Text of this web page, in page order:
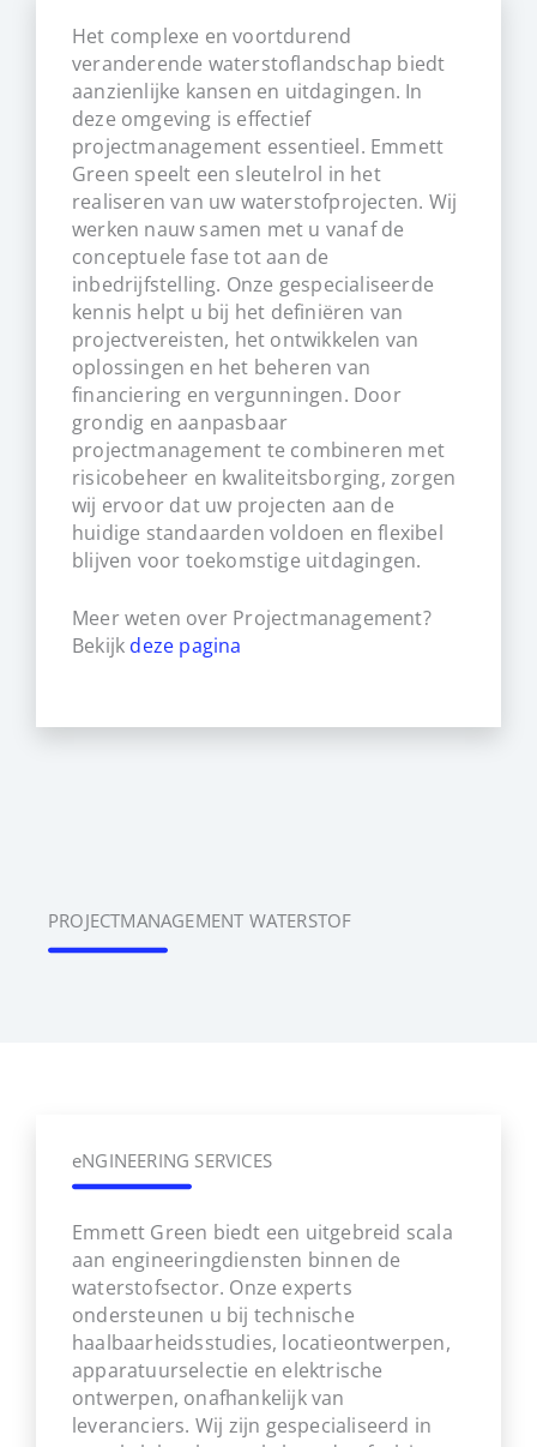
PROJECTMANAGEMENT WATERSTOF
Het complexe en voortdurend
veranderende waterstoflandschap biedt
aanzienlijke kansen en uitdagingen. In
deze omgeving is effectief
projectmanagement essentieel. Emmett
Green speelt een sleutelrol in het
realiseren van uw waterstofprojecten. Wij
werken nauw samen met u vanaf de
conceptuele fase tot aan de
inbedrijfstelling. Onze gespecialiseerde
kennis helpt u bij het definiëren van
projectvereisten, het ontwikkelen van
oplossingen en het beheren van
financiering en vergunningen. Door
grondig en aanpasbaar
projectmanagement te combineren met
risicobeheer en kwaliteitsborging, zorgen
wij ervoor dat uw projecten aan de
huidige standaarden voldoen en flexibel
blijven voor toekomstige uitdagingen.
Meer weten over Projectmanagement?
Bekijk deze pagina
eNGINEERING SERVICES
Emmett Green biedt een uitgebreid scala
aan engineeringdiensten binnen de
waterstofsector. Onze experts
ondersteunen u bij technische
haalbaarheidsstudies, locatieontwerpen,
apparatuurselectie en elektrische
ontwerpen, onafhankelijk van
leveranciers. Wij zijn gespecialiseerd in